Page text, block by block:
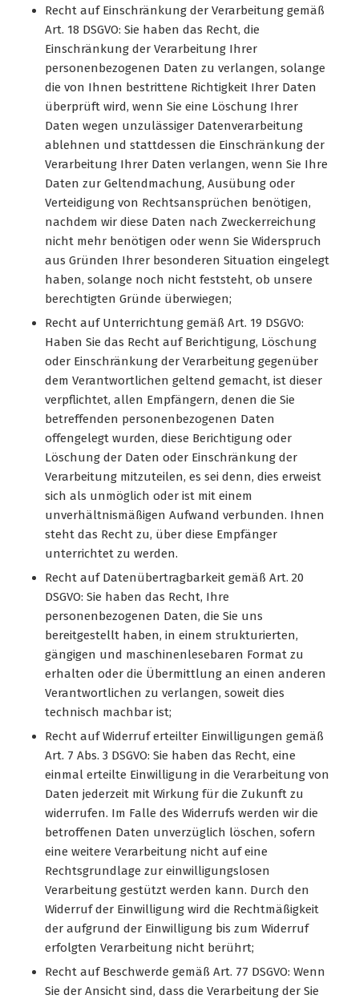
Recht auf Einschränkung der Verarbeitung gemäß
Art. 18 DSGVO: Sie haben das Recht, die
Einschränkung der Verarbeitung Ihrer
personenbezogenen Daten zu verlangen, solange
die von Ihnen bestrittene Richtigkeit Ihrer Daten
überprüft wird, wenn Sie eine Löschung Ihrer
Daten wegen unzulässiger Datenverarbeitung
ablehnen und stattdessen die Einschränkung der
Verarbeitung Ihrer Daten verlangen, wenn Sie Ihre
Daten zur Geltendmachung, Ausübung oder
Verteidigung von Rechtsansprüchen benötigen,
nachdem wir diese Daten nach Zweckerreichung
nicht mehr benötigen oder wenn Sie Widerspruch
aus Gründen Ihrer besonderen Situation eingelegt
haben, solange noch nicht feststeht, ob unsere
berechtigten Gründe überwiegen;
Recht auf Unterrichtung gemäß Art. 19 DSGVO:
Haben Sie das Recht auf Berichtigung, Löschung
oder Einschränkung der Verarbeitung gegenüber
dem Verantwortlichen geltend gemacht, ist dieser
verpflichtet, allen Empfängern, denen die Sie
betreffenden personenbezogenen Daten
offengelegt wurden, diese Berichtigung oder
Löschung der Daten oder Einschränkung der
Verarbeitung mitzuteilen, es sei denn, dies erweist
sich als unmöglich oder ist mit einem
unverhältnismäßigen Aufwand verbunden. Ihnen
steht das Recht zu, über diese Empfänger
unterrichtet zu werden.
Recht auf Datenübertragbarkeit gemäß Art. 20
DSGVO: Sie haben das Recht, Ihre
personenbezogenen Daten, die Sie uns
bereitgestellt haben, in einem strukturierten,
gängigen und maschinenlesebaren Format zu
erhalten oder die Übermittlung an einen anderen
Verantwortlichen zu verlangen, soweit dies
technisch machbar ist;
Recht auf Widerruf erteilter Einwilligungen gemäß
Art. 7 Abs. 3 DSGVO: Sie haben das Recht, eine
einmal erteilte Einwilligung in die Verarbeitung von
Daten jederzeit mit Wirkung für die Zukunft zu
widerrufen. Im Falle des Widerrufs werden wir die
betroffenen Daten unverzüglich löschen, sofern
eine weitere Verarbeitung nicht auf eine
Rechtsgrundlage zur einwilligungslosen
Verarbeitung gestützt werden kann. Durch den
Widerruf der Einwilligung wird die Rechtmäßigkeit
der aufgrund der Einwilligung bis zum Widerruf
erfolgten Verarbeitung nicht berührt;
Recht auf Beschwerde gemäß Art. 77 DSGVO: Wenn
Sie der Ansicht sind, dass die Verarbeitung der Sie